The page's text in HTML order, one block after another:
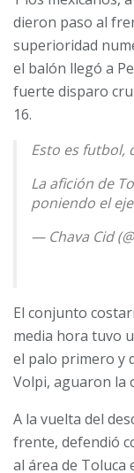
dieron paso al
superioridad
el balón llegó a
fuerte disparo
16.
Esto es
La afición de
poniendo el
— Chava Cid
El conjunto
media hora tuvo
el palo primero y
Volpi, aguaron la
A la vuelta del
frente, defendió
al área de Toluca